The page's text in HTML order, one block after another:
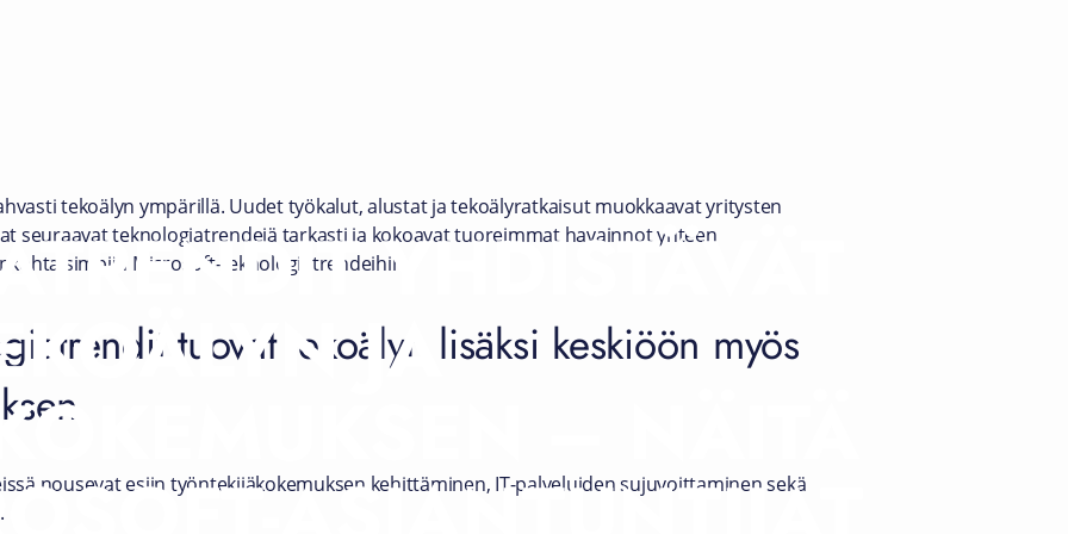
YHDISTÄVÄT
JA
– NÄITÄ
tekoälyn ympärillä. Uudet työkalut, alustat ja tekoälyratkaisut muokkaavat yritysten
seuraavat teknologiatrendejä tarkasti ja kokoavat tuoreimmat havainnot yhteen
Microsoft-teknologiatrendeihin.
tuovat tekoälyn lisäksi keskiöön myös
nousevat esiin työntekijäkokemuksen kehittäminen, IT-palveluiden sujuvoittaminen sekä